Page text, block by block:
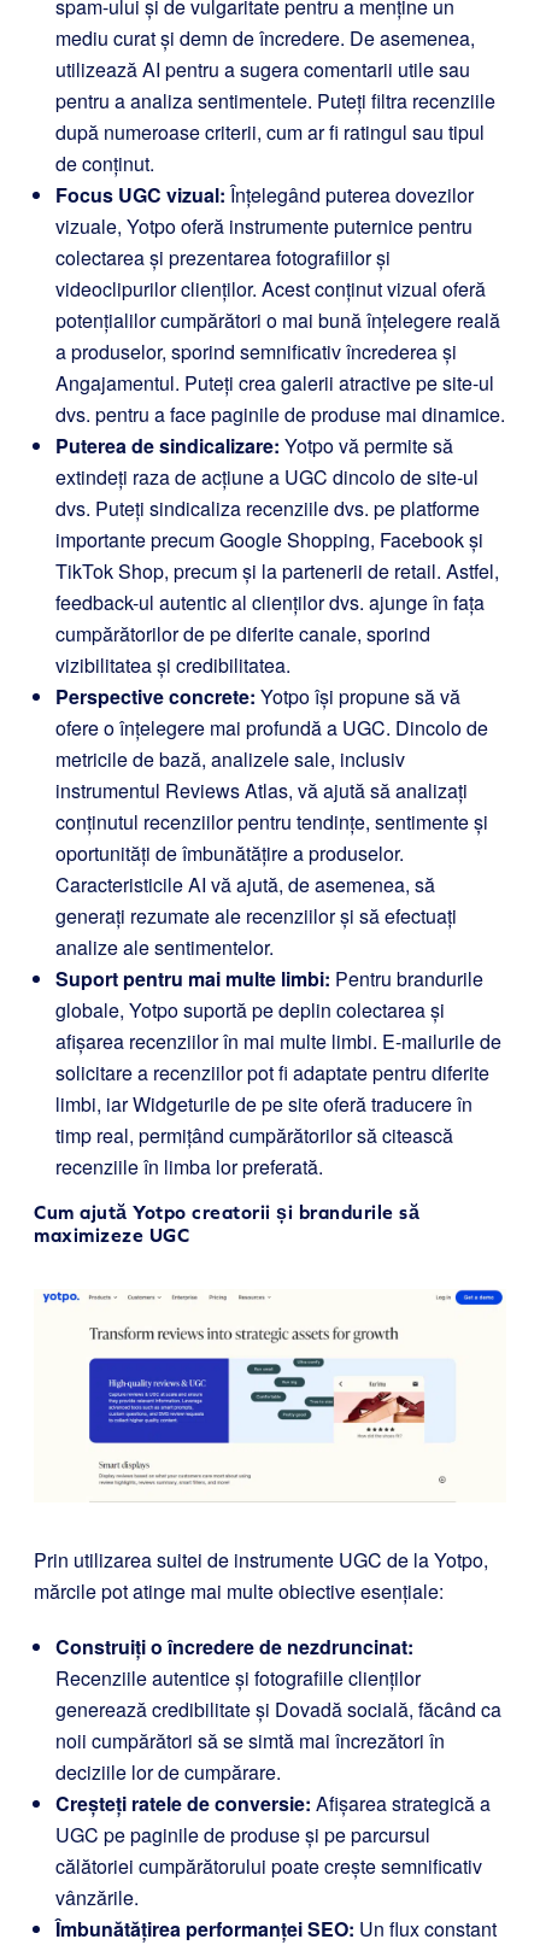
spam-ului și de vulgaritate pentru a menține un
mediu curat și demn de încredere. De asemenea,
utilizează AI pentru a sugera comentarii utile sau
pentru a analiza sentimentele. Puteți filtra recenziile
după numeroase criterii, cum ar fi ratingul sau tipul
de conținut.
Focus UGC vizual: Înțelegând puterea dovezilor
vizuale, Yotpo oferă instrumente puternice pentru
colectarea și prezentarea fotografiilor și
videoclipurilor clienților. Acest conținut vizual oferă
potențialilor cumpărători o mai bună înțelegere reală
a produselor, sporind semnificativ încrederea și
Angajamentul. Puteți crea galerii atractive pe site-ul
dvs. pentru a face paginile de produse mai dinamice.
Puterea de sindicalizare: Yotpo vă permite să
extindeți raza de acțiune a UGC dincolo de site-ul
dvs. Puteți sindicaliza recenziile dvs. pe platforme
importante precum Google Shopping, Facebook și
TikTok Shop, precum și la partenerii de retail. Astfel,
feedback-ul autentic al clienților dvs. ajunge în fața
cumpărătorilor de pe diferite canale, sporind
vizibilitatea și credibilitatea.
Perspective concrete: Yotpo își propune să vă
ofere o înțelegere mai profundă a UGC. Dincolo de
metricile de bază, analizele sale, inclusiv
instrumentul Reviews Atlas, vă ajută să analizați
conținutul recenziilor pentru tendințe, sentimente și
oportunități de îmbunătățire a produselor.
Caracteristicile AI vă ajută, de asemenea, să
generați rezumate ale recenziilor și să efectuați
analize ale sentimentelor.
Suport pentru mai multe limbi: Pentru brandurile
globale, Yotpo suportă pe deplin colectarea și
afișarea recenziilor în mai multe limbi. E-mailurile de
solicitare a recenziilor pot fi adaptate pentru diferite
limbi, iar Widgeturile de pe site oferă traducere în
timp real, permițând cumpărătorilor să citească
recenziile în limba lor preferată.
Cum ajută Yotpo creatorii și brandurile să
maximizeze UGC
Prin utilizarea suitei de instrumente UGC de la Yotpo,
mărcile pot atinge mai multe obiective esențiale:
Construiți o încredere de nezdruncinat:
Recenziile autentice și fotografiile clienților
generează credibilitate și Dovadă socială, făcând ca
noii cumpărători să se simtă mai încrezători în
deciziile lor de cumpărare.
Creșteți ratele de conversie: Afișarea strategică a
UGC pe paginile de produse și pe parcursul
călătoriei cumpărătorului poate crește semnificativ
vânzările.
Îmbunătățirea performanței SEO: Un flux constant